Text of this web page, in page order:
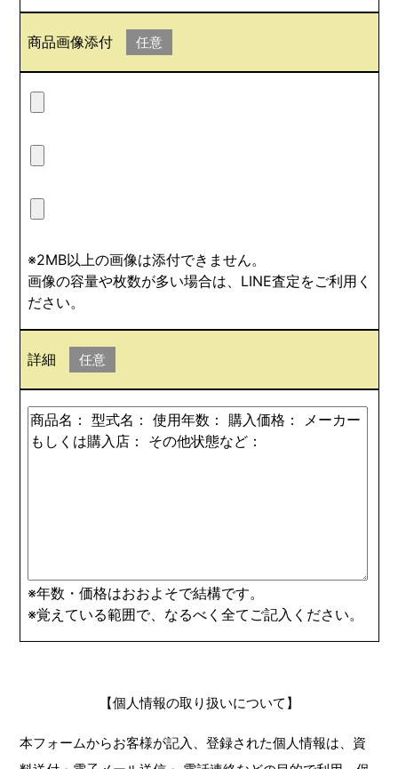
商品画像添付 任意
※2MB以上の画像は添付できません。
画像の容量や枚数が多い場合は、LINE査定をご利用く
ださい。
詳細 任意
※年数・価格はおおよそで結構です。
※覚えている範囲で、なるべく全てご記入ください。
【個人情報の取り扱いについて】
本フォームからお客様が記入、登録された個人情報は、資